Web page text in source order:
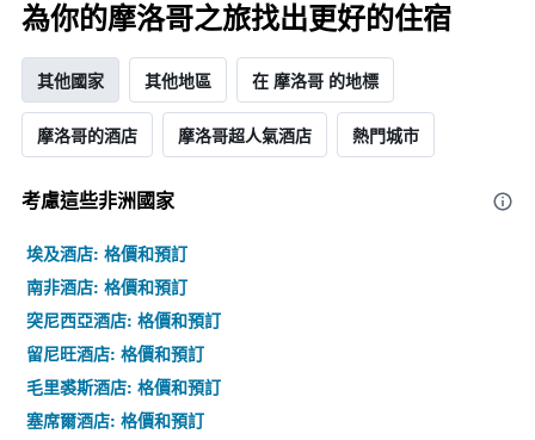
為你的摩洛哥之旅找出更好的住宿
其他國家 其他地區 在 摩洛哥 的地標
摩洛哥的酒店 摩洛哥超人氣酒店 熱門城市
考慮這些非洲​國家
埃及酒店: 格價和預訂
南非酒店: 格價和預訂
突尼西亞酒店: 格價和預訂
留尼旺酒店: 格價和預訂
毛里裘斯酒店: 格價和預訂
塞席爾酒店: 格價和預訂